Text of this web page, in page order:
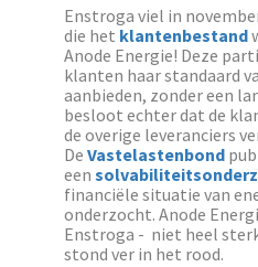
Enstroga viel in
die het klantenbestand
Anode Energie! Deze
klanten haar standaard
aanbieden, zonder een
besloot echter dat de
de overige leveranciers
De Vastelastenbond
een
financiële situatie van
onderzocht. Anode
Enstroga - niet heel
stond ver in het rood.